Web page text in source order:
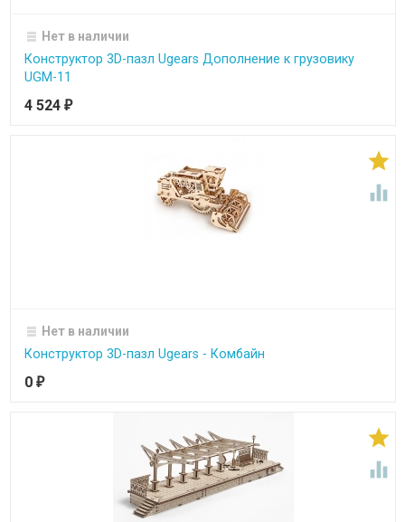
Нет в наличии
Конструктор 3D-пазл Ugears Дополнение к грузовику
UGM-11
4 524 ₽


Нет в наличии
Конструктор 3D-пазл Ugears - Комбайн
0 ₽

